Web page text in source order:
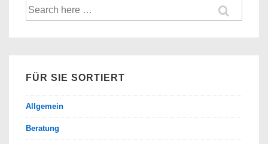
Banken
Suche
nach:
FÜR SIE SORTIERT
Allgemein
Beratung